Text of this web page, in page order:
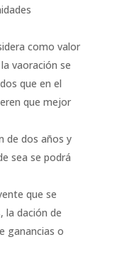
como valor
vaoración se
que en el
que mejor
de dos años y
sea se podrá
que se
la dación de
ganancias o